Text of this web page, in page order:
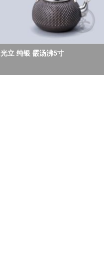
光立 纯银 霰汤沸5寸